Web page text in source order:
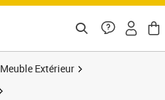
Meuble Extérieur